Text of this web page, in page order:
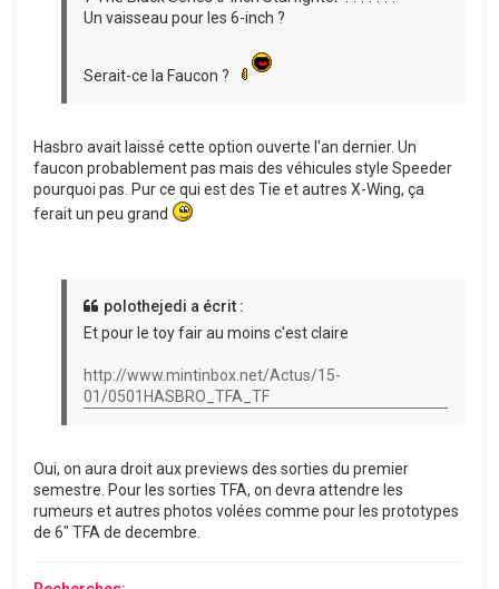
Un vaisseau pour les 6-inch ?
Serait-ce la Faucon ?
Hasbro avait laissé cette option ouverte l'an dernier. Un
faucon probablement pas mais des véhicules style Speeder
pourquoi pas. Pur ce qui est des Tie et autres X-Wing, ça
ferait un peu grand
polothejedi a écrit :
Et pour le toy fair au moins c'est claire
http://www.mintinbox.net/Actus/15-
01/0501HASBRO_TFA_TF
Oui, on aura droit aux previews des sorties du premier
semestre. Pour les sorties TFA, on devra attendre les
rumeurs et autres photos volées comme pour les prototypes
de 6" TFA de decembre.